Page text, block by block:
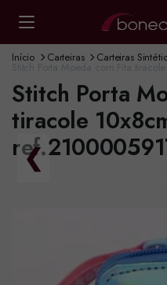
Início Carteiras Carteiras
Stitch Porta
tiracole
❮